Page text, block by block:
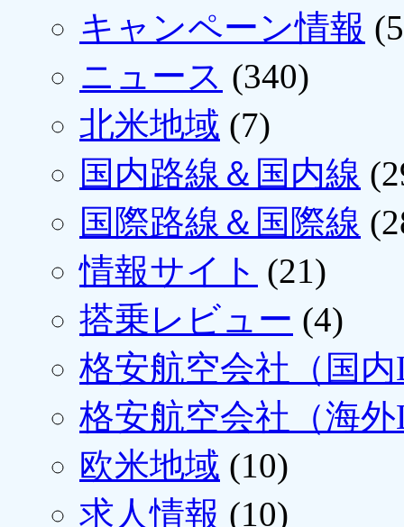
キャンペーン情報
ニュース (340)
北米地域 (7)
国内路線＆国内線
国際路線＆国際線
情報サイト (21)
搭乗レビュー (4)
格安航空会社（国
格安航空会社（海
欧米地域 (10)
求人情報 (10)